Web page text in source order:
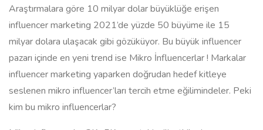
Araştırmalara göre 10 milyar dolar büyüklüğe erişen
influencer marketing 2021’de yüzde 50 büyüme ile 15
milyar dolara ulaşacak gibi gözüküyor. Bu büyük influencer
pazarı içinde en yeni trend ise Mikro İnfluencerlar ! Markalar
influencer marketing yaparken doğrudan hedef kitleye
seslenen mikro influencer’ları tercih etme eğilimindeler. Peki
kim bu mikro influencerlar?